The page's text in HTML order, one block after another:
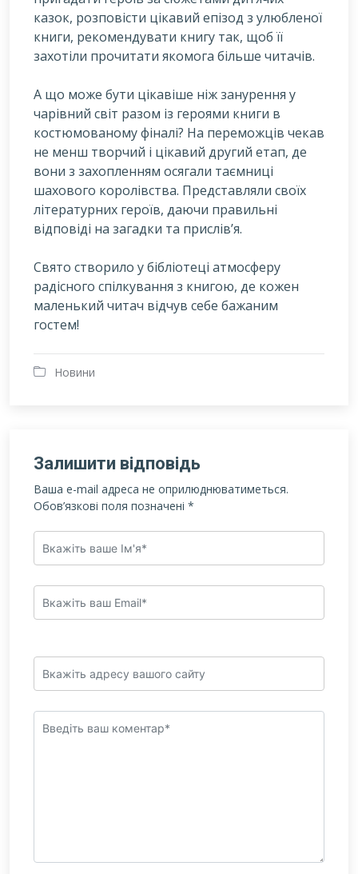
казок, розповісти цікавий епізод з улюбленої
книги, рекомендувати книгу так, щоб її
захотіли прочитати якомога більше читачів.
А що може бути цікавіше ніж занурення у
чарівний світ разом із героями книги в
костюмованому фіналі? На переможців чекав
не менш творчий і цікавий другий етап, де
вони з захопленням осягали таємниці
шахового королівства. Представляли своїх
літературних героїв, даючи правильні
відповіді на загадки та прислів’я.
Свято створило у бібліотеці атмосферу
радісного спілкування з книгою, де кожен
маленький читач відчув себе бажаним
гостем!
Новини
Залишити відповідь
Ваша e-mail адреса не оприлюднюватиметься.
Обов’язкові поля позначені *